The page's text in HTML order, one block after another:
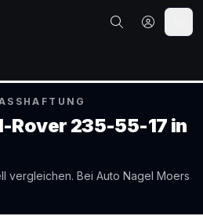
Rover 235-55-17 in
vergleichen. Bei Auto Nagel Moers